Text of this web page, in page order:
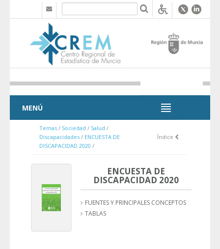
Saltar al contenido
MENÚ
Temas / Sociedad / Salud /
Discapacidades / ENCUESTA DE
DISCAPACIDAD 2020 /
Índice
ENCUESTA DE
DISCAPACIDAD 2020
FUENTES Y PRINCIPALES CONCEPTOS
TABLAS